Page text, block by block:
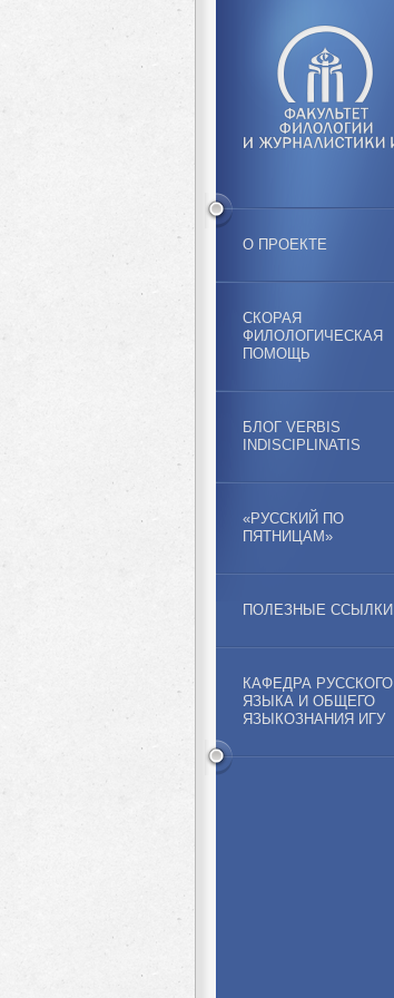
О ПРОЕКТЕ
СКОРАЯ
ФИЛОЛОГИЧЕСКАЯ
ПОМОЩЬ
БЛОГ VERBIS
INDISCIPLINATIS
«РУССКИЙ ПО
ПЯТНИЦАМ»
ПОЛЕЗНЫЕ ССЫЛКИ
КАФЕДРА РУССКОГО
ЯЗЫКА И ОБЩЕГО
ЯЗЫКОЗНАНИЯ ИГУ